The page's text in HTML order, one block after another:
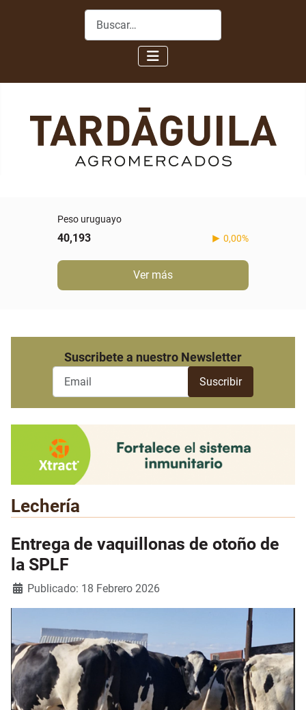
Buscar
Peso uruguayo
40,193 0,00%
Ver más
Suscribete a nuestro Newsletter
Lechería
Entrega de vaquillonas de otoño de
la SPLF
Detalles
Publicado: 18 Febrero 2026